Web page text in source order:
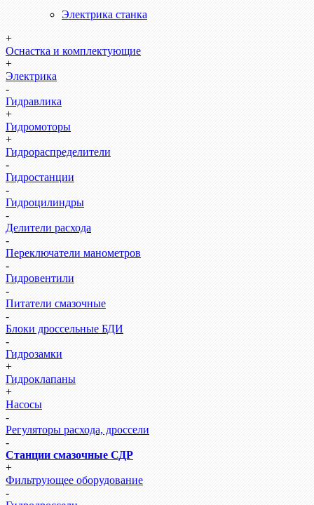
Электрика станка
+
Оснастка и комплектующие
+
Электрика
-
Гидравлика
+
Гидромоторы
+
Гидрораспределители
-
Гидростанции
-
Гидроцилиндры
-
Делители расхода
-
Переключатели манометров
-
Гидровентили
-
Питатели смазочные
-
Блоки дроссельные БДИ
-
Гидрозамки
+
Гидроклапаны
+
Насосы
-
Регуляторы расхода, дроссели
-
Станции смазочные СДР
+
Фильтрующее оборудование
-